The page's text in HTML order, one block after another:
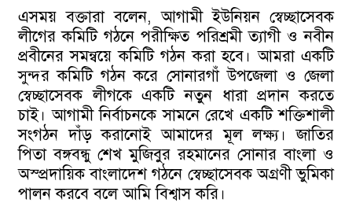
এসময় বক্তারা বলেন, আগামী ইউনিয়ন স্বেচ্ছাসেবক
লীগের কমিটি গঠনে পরীক্ষিত পরিশ্রমী ত্যাগী ও নবীন
প্রবীনের সমন্বয়ে কমিটি গঠন করা হবে। আমরা একটি
সুন্দর কমিটি গঠন করে সোনারগাঁ উপজেলা ও জেলা
স্বেচ্ছাসেবক লীগকে একটি নতুন ধারা প্রদান করতে
চাই। আগামী নির্বাচনকে সামনে রেখে একটি শক্তিশালী
সংগঠন দাঁড় করানোই আমাদের মূল লক্ষ্য। জাতির
পিতা বঙ্গবন্ধু শেখ মুজিবুর রহমানের সোনার বাংলা ও
অস্প্রদায়িক বাংলাদেশ গঠনে স্বেচ্ছাসেবক অগ্রণী ভুমিকা
পালন করবে বলে আমি বিশ্বাস করি।